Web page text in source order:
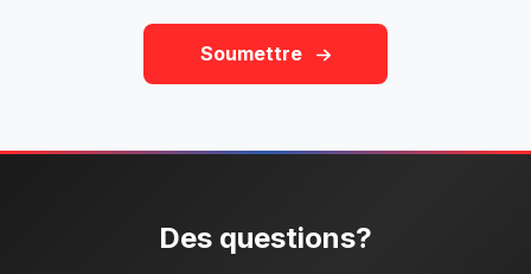
Soumettre
Des questions?